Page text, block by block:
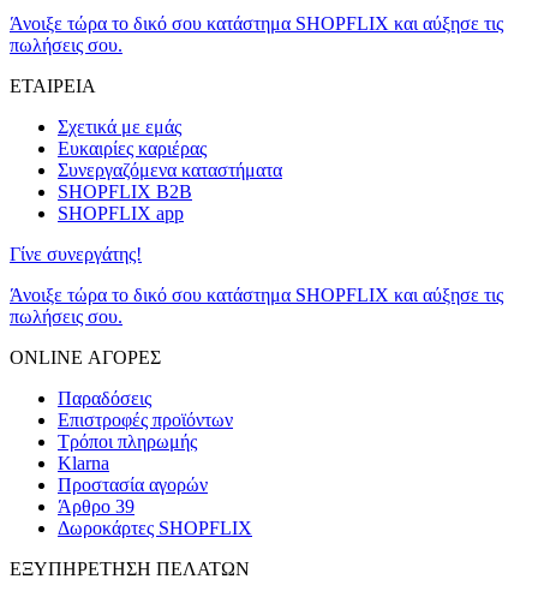
Άνοιξε τώρα το δικό σου κατάστημα SHOPFLIX και αύξησε τις
πωλήσεις σου.
ΕΤΑΙΡΕΙΑ
Σχετικά με εμάς
Ευκαιρίες καριέρας
Συνεργαζόμενα καταστήματα
SHOPFLIX B2B
SHOPFLIX app
Γίνε συνεργάτης!
Άνοιξε τώρα το δικό σου κατάστημα SHOPFLIX και αύξησε τις
πωλήσεις σου.
ONLINE ΑΓΟΡΕΣ
Παραδόσεις
Επιστροφές προϊόντων
Τρόποι πληρωμής
Klarna
Προστασία αγορών
Άρθρο 39
Δωροκάρτες SHOPFLIX
ΕΞΥΠΗΡΕΤΗΣΗ ΠΕΛΑΤΩΝ